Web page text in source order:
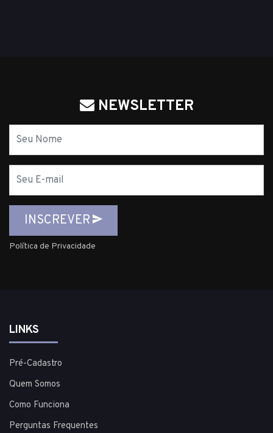
NEWSLETTER
mail
INSCREVER
Política de Privacidade
LINKS
Pré-Cadastro
Quem Somos
Como Funciona
Perguntas Frequentes